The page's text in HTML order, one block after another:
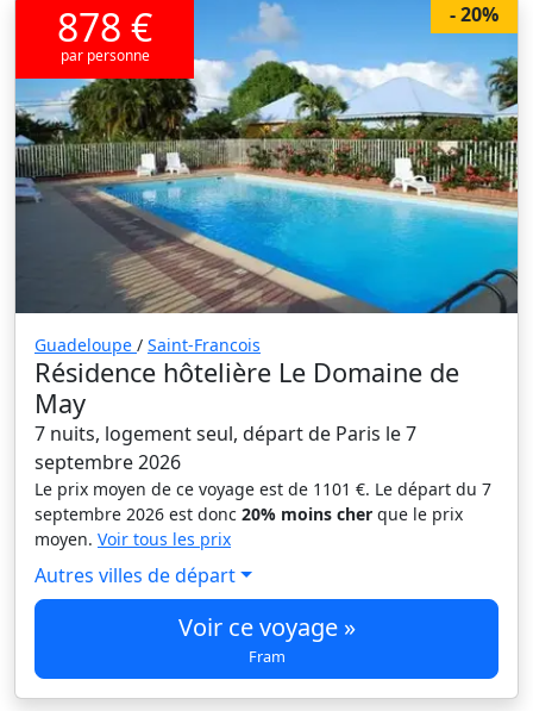
- 20%
878 €
par personne
Guadeloupe / Saint-Francois
Résidence hôtelière Le Domaine de
May
7 nuits, logement seul, départ de Paris le 7
septembre 2026
Le prix moyen de ce voyage est de 1101 €. Le départ du 7
septembre 2026 est donc 20% moins cher que le prix
moyen. Voir tous les prix
Autres villes de départ
Voir ce voyage »
Fram